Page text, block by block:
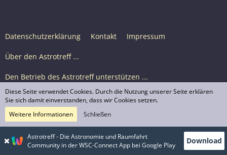
Datenschutzerklärung Kontakt Impressum
Über den Astrotreff ...
Den Betrieb des Astrotreff unterstützen ...
Nutzungsbedingungen
© Astrotreff 2001-2026, lizenziert unter CC BY-SA,
sofern für einzelne Inhalte nicht anders angegeben
Astrotreff - Die Astronomie und Raumfahrt
Community in der WSC-Connect App bei Google Play
Download
Diese Seite verwendet Cookies. Durch die Nutzung unserer Seite erklären
Sie sich damit einverstanden, dass wir Cookies setzen.
Weitere Informationen
Schließen